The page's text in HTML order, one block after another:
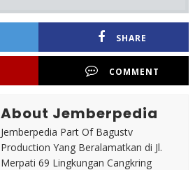
SHARE
COMMENT
About Jemberpedia
Jemberpedia Part Of Bagustv
Production Yang Beralamatkan di Jl.
Merpati 69 Lingkungan Cangkring